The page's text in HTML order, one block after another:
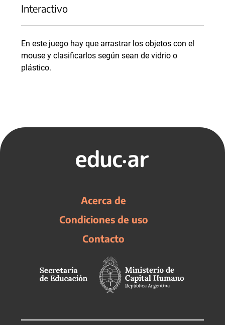
Interactivo
En este juego hay que arrastrar los objetos con el
mouse y clasificarlos según sean de vidrio o
plástico.
Acerca de
Condiciones de uso
Contacto